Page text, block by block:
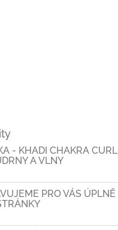
- KHADI CHAKRA CURL
A VLNY
PRO VÁS ÚPLNĚ